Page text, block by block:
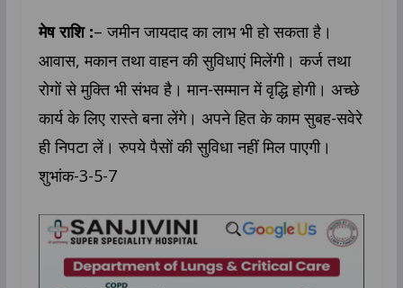
मेष राशि :– जमीन जायदाद का लाभ भी हो सकता है।
आवास, मकान तथा वाहन की सुविधाएं मिलेंगी। कर्ज तथा
रोगों से मुक्ति भी संभव है। मान-सम्मान में वृद्धि होगी। अच्छे
कार्य के लिए रास्ते बना लेंगे। अपने हित के काम सुबह-सवेरे
ही निपटा लें। रुपये पैसों की सुविधा नहीं मिल पाएगी।
शुभांक-3-5-7